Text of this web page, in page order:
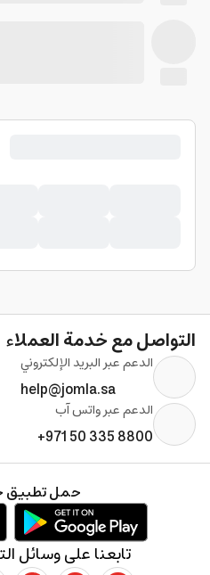
التواصل مع خدمة العملاء
الدعم عبر البريد الإلكتروني
help@jomla.sa
الدعم عبر واتس آب
+971 50 335 8800
تابعنا على وسائل
حمل تطبيق